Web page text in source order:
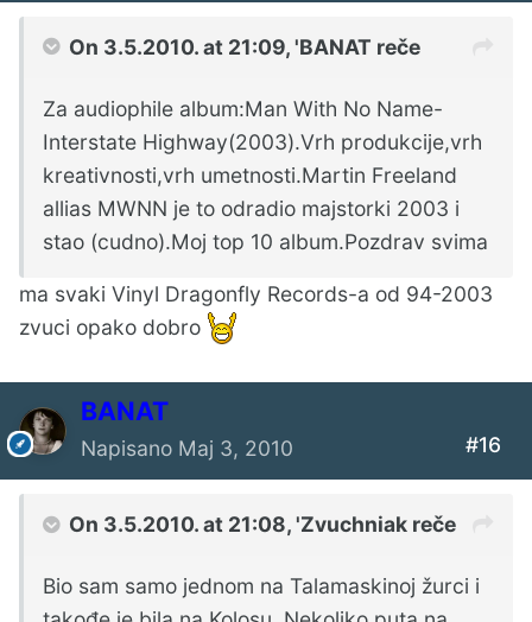
On 3.5.2010. at 21:09, 'BANAT reče
Za audiophile album:Man With No Name-
Interstate Highway(2003).Vrh produkcije,vrh
kreativnosti,vrh umetnosti.Martin Freeland
allias MWNN je to odradio majstorki 2003 i
stao (cudno).Moj top 10 album.Pozdrav svima
ma svaki Vinyl Dragonfly Records-a od 94-2003
zvuci opako dobro
BANAT
Napisano Maj 3, 2010 #16
On 3.5.2010. at 21:08, 'Zvuchniak reče
Bio sam samo jednom na Talamaskinoj žurci i